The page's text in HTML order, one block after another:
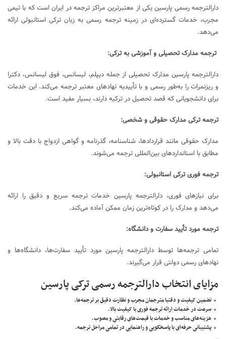
دارالترجمه رسمی پارسین یکی از معتبرترین مراکز ترجمه در ایران است که با تیمی
مجرب، خدمات گسترده‌ای در زمینه ترجمه رسمی به زبان ترکی استانبولی ارائه
می‌دهد.
ترجمه مدارک تحصیلی و آموزشی به ترکی:
دارالترجمه پارسین مدارک تحصیلی از جمله دیپلم، لیسانس، فوق لیسانس، دکترا
و ریزنمرات را به‌طور رسمی و با تأییدیه نهادهای معتبر ترجمه می‌کند. این خدمات
برای دانشجویانی که قصد تحصیل در ترکیه دارند، بسیار مفید است.
ترجمه ترکی مدارک حقوقی و شخصی:
مدارک حقوقی مانند قراردادها، شناسنامه، گذرنامه و گواهی ازدواج با دقت بالا و
مطابق با استانداردهای بین‌المللی ترجمه می‌شوند.
ترجمه فوری ترکی استانبولی:
برای نیازهای فوری، دارالترجمه پارسین خدمات ترجمه سریع و دقیق را ارائه
می‌دهد و مدارک را در کوتاه‌ترین زمان ممکن آماده می‌کند.
ترجمه مورد تأیید سفارت و دانشگاه:
تمامی ترجمه‌ها توسط دارالترجمه پارسین مورد تأیید سفارت‌ها، دانشگاه‌ها و
نهادهای رسمی دولتی قرار می‌گیرند.
مزایای انتخاب دارالترجمه رسمی ترکی پارسین
تضمین کیفیت و دقتبا مترجمان مجرب و نظارت دقیق بر ترجمه‌ها.
سرعت در خدمات ارائه ترجمه فوری با کیفیت بالا.
هزینه‌های مناسب و خدمات با قیمت‌های رقابتی و مصوب.
پشتیبانی حرفه‌ای با پاسخگویی و راهنمایی در تمامی مراحل ترجمه.